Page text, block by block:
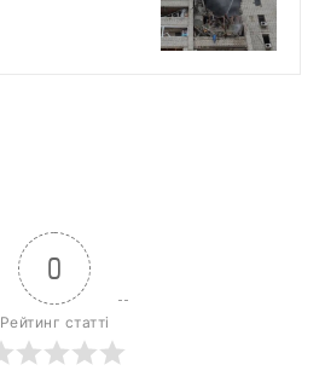
0
Рейтинг статті